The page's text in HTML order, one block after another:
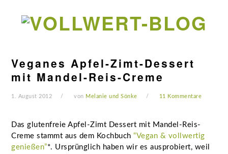
Hauptnavigation
Seitenspalte
Fußzeile
Veganes Apfel-Zimt-Dessert
mit Mandel-Reis-Creme
1. August 2012 von Melanie und Sönke 11 Kommentare
Das glutenfreie Apfel-Zimt Dessert mit Mandel-Reis-
Creme stammt aus dem Kochbuch“Vegan & vollwertig
genießen”*. Ursprünglich haben wir es ausprobiert, weil